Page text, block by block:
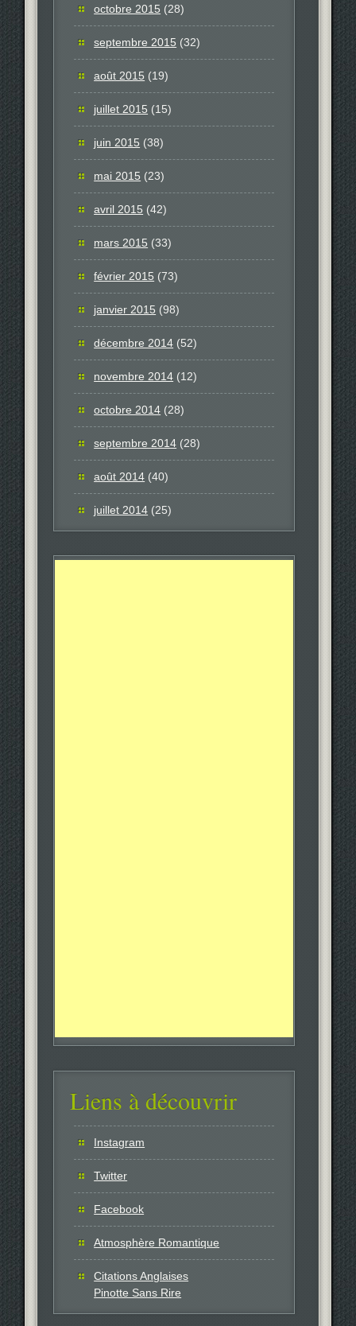
octobre 2015 (28)
septembre 2015 (32)
août 2015 (19)
juillet 2015 (15)
juin 2015 (38)
mai 2015 (23)
avril 2015 (42)
mars 2015 (33)
février 2015 (73)
janvier 2015 (98)
décembre 2014 (52)
novembre 2014 (12)
octobre 2014 (28)
septembre 2014 (28)
août 2014 (40)
juillet 2014 (25)
Liens à découvrir
Instagram
Twitter
Facebook
Atmosphère Romantique
Citations Anglaises
Pinotte Sans Rire